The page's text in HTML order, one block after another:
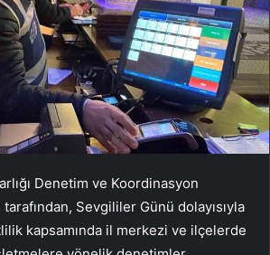
Denetim ve Koordinasyon
Sevgililer Günü dolayısıyla
kapsamında il merkezi ve ilçelerde